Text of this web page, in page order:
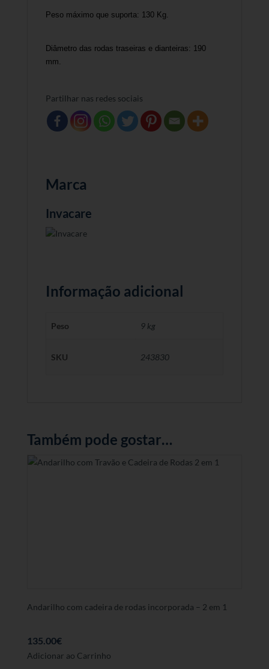
Peso máximo que suporta: 130 Kg.
Diâmetro das rodas traseiras e dianteiras: 190
mm.
Partilhar nas redes sociais
Marca
Invacare
Informação adicional
Peso 9 kg
SKU 243830
Também pode gostar…
Andarilho com cadeira de rodas incorporada – 2 em 1
135.00€
Adicionar ao Carrinho